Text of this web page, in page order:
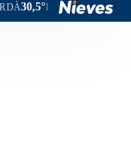
35,1°GANDESA32,6°